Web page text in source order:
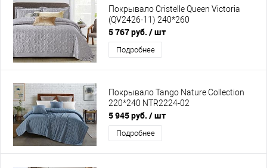
Покрывало Cristelle Queen Victoria
(QV2426-11) 240*260
5 767 руб. / шт
Подробнее
Покрывало Tango Nature Collection
220*240 NTR2224-02
5 945 руб. / шт
Подробнее